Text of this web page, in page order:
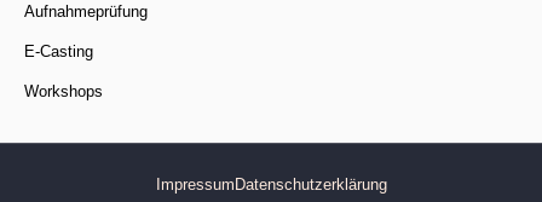
Aufnahmeprüfung
E-Casting
Workshops
Impressum Datenschutzerklärung